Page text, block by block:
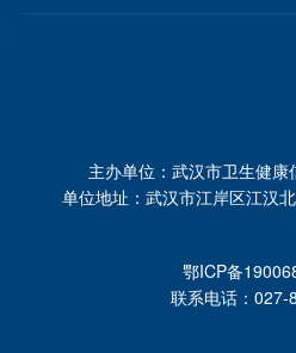
主办单位：武汉市卫生健康
单位地址：武汉市江岸区江汉
鄂ICP备
联系电话：027-